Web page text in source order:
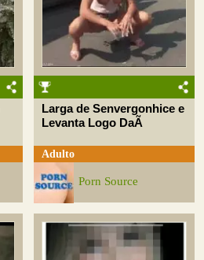
Larga de Senvergonhice e
Levanta Logo DaÃ­
Adulto
Porn Source